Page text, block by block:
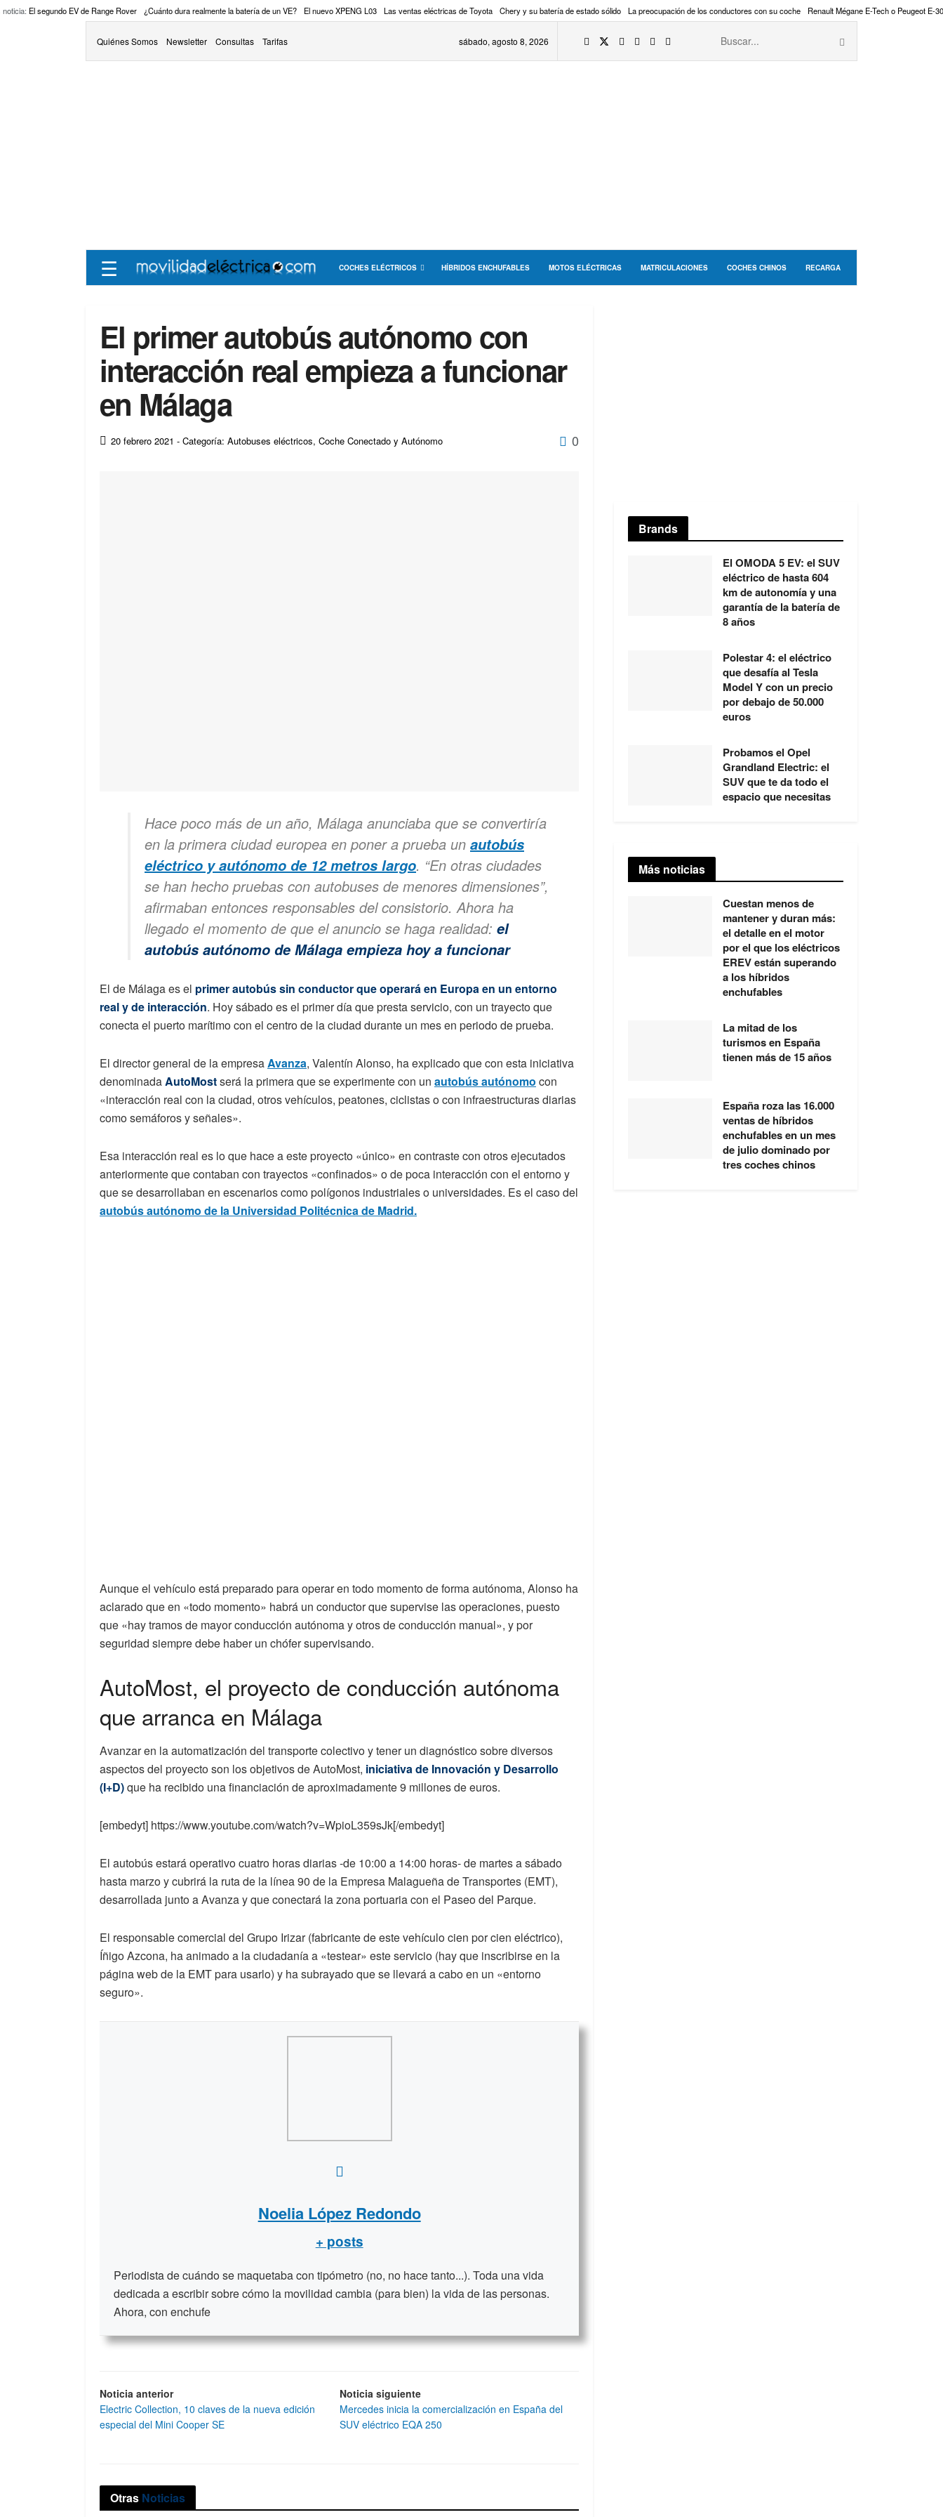
noticia: El segundo EV de Range Rover ¿Cuánto dura realmente la batería de un VE? El nuevo XPENG L03 Las ventas eléctricas de Toyota Chery y su batería de estado sólido La preocupación de los conductores con su coche Renault Mégane E-Tech o Peugeot E-
Quiénes Somos Newsletter Consultas Tarifas sábado, agosto 8, 2026
☰ COCHES ELÉCTRICOS HÍBRIDOS ENCHUFABLES MOTOS ELÉCTRICAS MATRICULACIONES COCHES CHINOS RECARGA
El primer autobús autónomo con
interacción real empieza a funcionar
en Málaga
20 febrero 2021 - Categoría: Autobuses eléctricos, Coche Conectado y Autónomo 0
Hace poco más de un año, Málaga anunciaba que se convertiría
en la primera ciudad europea en poner a prueba un autobús
eléctrico y autónomo de 12 metros largo. “En otras ciudades
se han hecho pruebas con autobuses de menores dimensiones”,
afirmaban entonces responsables del consistorio. Ahora ha
llegado el momento de que el anuncio se haga realidad: el
autobús autónomo de Málaga empieza hoy a funcionar
El de Málaga es el primer autobús sin conductor que operará en Europa en un entorno
real y de interacción. Hoy sábado es el primer día que presta servicio, con un trayecto que
conecta el puerto marítimo con el centro de la ciudad durante un mes en periodo de prueba.
El director general de la empresaAvanza, Valentín Alonso, ha explicado que con esta iniciativa
denominadaAutoMostserá la primera que se experimente con un autobús autónomo con
«interacción real con la ciudad, otros vehículos, peatones, ciclistas o con infraestructuras diarias
como semáforos y señales».
Esa interacción real es lo que hace a este proyecto «único» en contraste con otros ejecutados
anteriormente que contaban con trayectos «confinados» o de poca interacción con el entorno y
que se desarrollaban en escenarios como polígonos industriales o universidades. Es el caso del
autobús autónomo de la Universidad Politécnica de Madrid.
Aunque el vehículo está preparado para operar en todo momento de forma autónoma, Alonso ha
aclarado que en «todo momento» habrá un conductor que supervise las operaciones, puesto
que «hay tramos de mayor conducción autónoma y otros de conducción manual», y por
seguridad siempre debe haber un chófer supervisando.
AutoMost, el proyecto de conducción autónoma
que arranca en Málaga
Avanzar en la automatización del transporte colectivo y tener un diagnóstico sobre diversos
aspectos del proyecto son los objetivos de AutoMost, iniciativa de Innovación y Desarrollo
(I+D)que ha recibido una financiación de aproximadamente 9 millones de euros.
[embedyt] https://www.youtube.com/watch?v=WpioL359sJk[/embedyt]
El autobús estará operativo cuatro horas diarias -de 10:00 a 14:00 horas- de martes a sábado
hasta marzo y cubrirá la ruta de la línea 90 de la Empresa Malagueña de Transportes (EMT),
desarrollada junto a Avanza y que conectará la zona portuaria con el Paseo del Parque.
El responsable comercial del Grupo Irizar (fabricante de este vehículo cien por cien eléctrico),
Íñigo Azcona, ha animado a la ciudadanía a «testear» este servicio (hay que inscribirse en la
página web de la EMT para usarlo) y ha subrayado que se llevará a cabo en un «entorno
seguro».
Noelia López Redondo
+ posts
Periodista de cuándo se maquetaba con tipómetro (no, no hace tanto...). Toda una vida
dedicada a escribir sobre cómo la movilidad cambia (para bien) la vida de las personas.
Ahora, con enchufe
Noticia anterior
Electric Collection, 10 claves de la nueva edición
especial del Mini Cooper SE
Noticia siguiente
Mercedes inicia la comercialización en España del
SUV eléctrico EQA 250
Otras Noticias
Brands
El OMODA 5 EV: el SUV
eléctrico de hasta 604
km de autonomía y una
garantía de la batería de
8 años
Polestar 4: el eléctrico
que desafía al Tesla
Model Y con un precio
por debajo de 50.000
euros
Probamos el Opel
Grandland Electric: el
SUV que te da todo el
espacio que necesitas
Más noticias
Cuestan menos de
mantener y duran más:
el detalle en el motor
por el que los eléctricos
EREV están superando
a los híbridos
enchufables
La mitad de los
turismos en España
tienen más de 15 años
España roza las 16.000
ventas de híbridos
enchufables en un mes
de julio dominado por
tres coches chinos